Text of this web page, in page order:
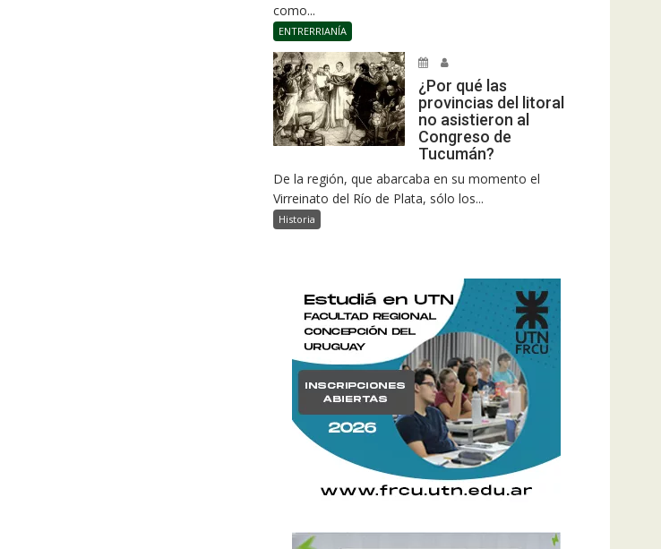
como...
ENTRERRIANÍA
¿Por qué las
provincias del litoral
no asistieron al
Congreso de
Tucumán?
De la región, que abarcaba en su momento el
Virreinato del Río de Plata, sólo los...
Historia